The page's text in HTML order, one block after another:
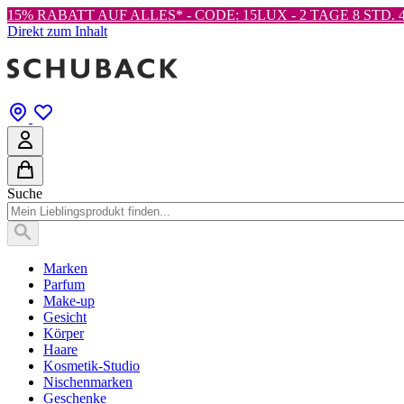
15% RABATT AUF ALLES* - CODE: 15LUX - 2 TAGE 8 STD.
Direkt zum Inhalt
Suche
Marken
Parfum
Make-up
Gesicht
Körper
Haare
Kosmetik-Studio
Nischenmarken
Geschenke